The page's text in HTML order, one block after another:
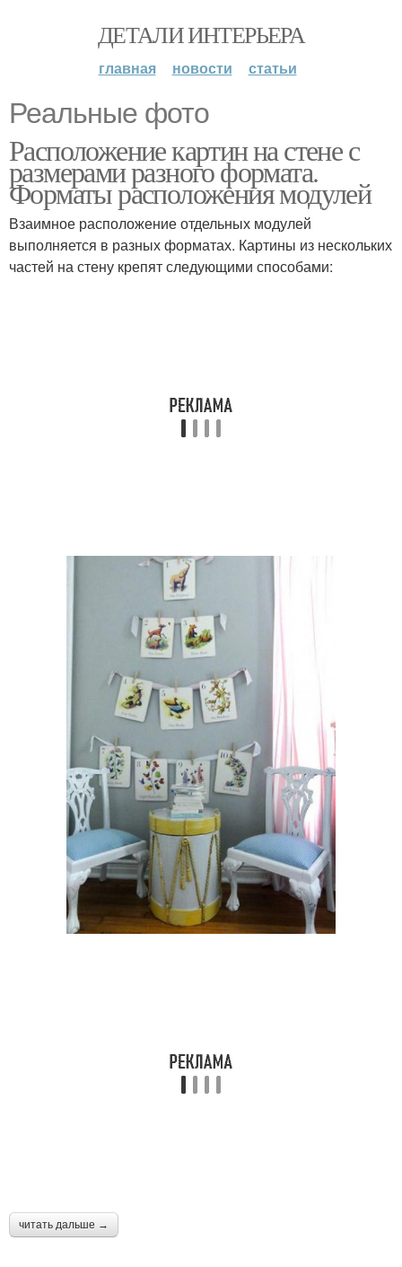
ДЕТАЛИ ИНТЕРЬЕРА
главная новости статьи
Реальные фото
Расположение картин на стене с
размерами разного формата.
Форматы расположения модулей
Взаимное расположение отдельных модулей
выполняется в разных форматах. Картины из нескольких
частей на стену крепят следующими способами:
читать дальше →